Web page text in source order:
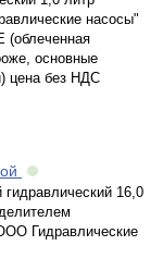
насосы"
основные
цена без НДС
16,0
Гидравлические